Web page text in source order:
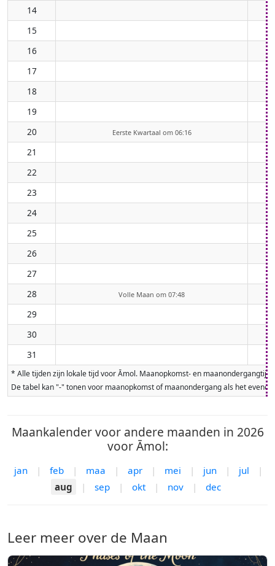
14
15
16
17
18
19
20
Eerste Kwartaal om 06:16
21
22
23
24
25
26
27
28
Volle Maan om 07:48
29
30
31
* Alle tijden zijn lokale tijd voor Āmol. Maanopkomst- en
De tabel kan "-" tonen voor maanopkomst of maanondergang als het
Maankalender voor andere maanden in 2026
voor Āmol:
jan | feb | maa | apr | mei | jun | jul
|
aug
| sep | okt | nov | dec
Leer meer over de Maan